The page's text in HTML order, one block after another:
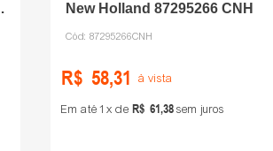
New Holland 87295266 CNH
Cód: 87295266CNH
R$ 58,31 à vista
Em até1 de R$ 61,38sem juros